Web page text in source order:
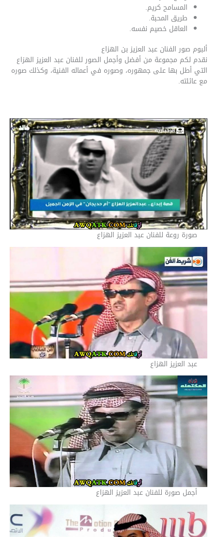
المسامح كريم.
طريق المحبة.
العاقل خصيم نفسه.
ألبوم صور الفنان عبد العزيز بن الهزاع
نقدم لكم مجموعة من أفضل وأجمل الصور للفنان عبد العزيز الهزاع
التي أطل بها على جمهوره، وصوره في أعماله الفنية، وكذلك صوره
مع عائلته.
صورة روعة للفنان عبد العزيز الهزاع
عبد العزيز الهزاع
أجمل صورة للفنان عبد العزيز الهزاع